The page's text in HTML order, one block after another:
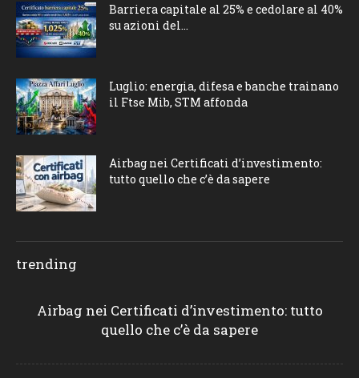
Barriera capitale al 25% e cedolare al 40%
su azioni del...
Luglio: energia, difesa e banche trainano
il Ftse Mib, STM affonda
Airbag nei Certificati d’investimento:
tutto quello che c’è da sapere
trending
Airbag nei Certificati d’investimento: tutto
quello che c’è da sapere